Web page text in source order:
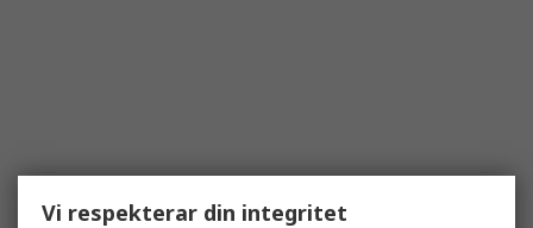
Vi respekterar din integritet